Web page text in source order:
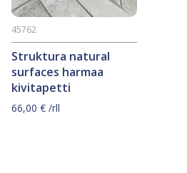
Struktura natural
surfaces harmaa
kivitapetti
45762
66,00€ /rll